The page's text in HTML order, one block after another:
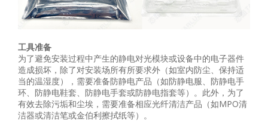
工具准备
为了避免安装过程中产生的静电对光模块或设备中的电子器件
造成损坏，除了对安装场所有所要求外（如室内防尘、保持适
当的温湿度），需要准备防静电产品（如防静电服、防静电手
环、防静电鞋套、防静电手套或防静电指套等）。此外，为了
有效去除污垢和尘埃，需要准备相应光纤清洁产品（如MPO清
洁器或清洁笔或金伯利擦拭纸等）。